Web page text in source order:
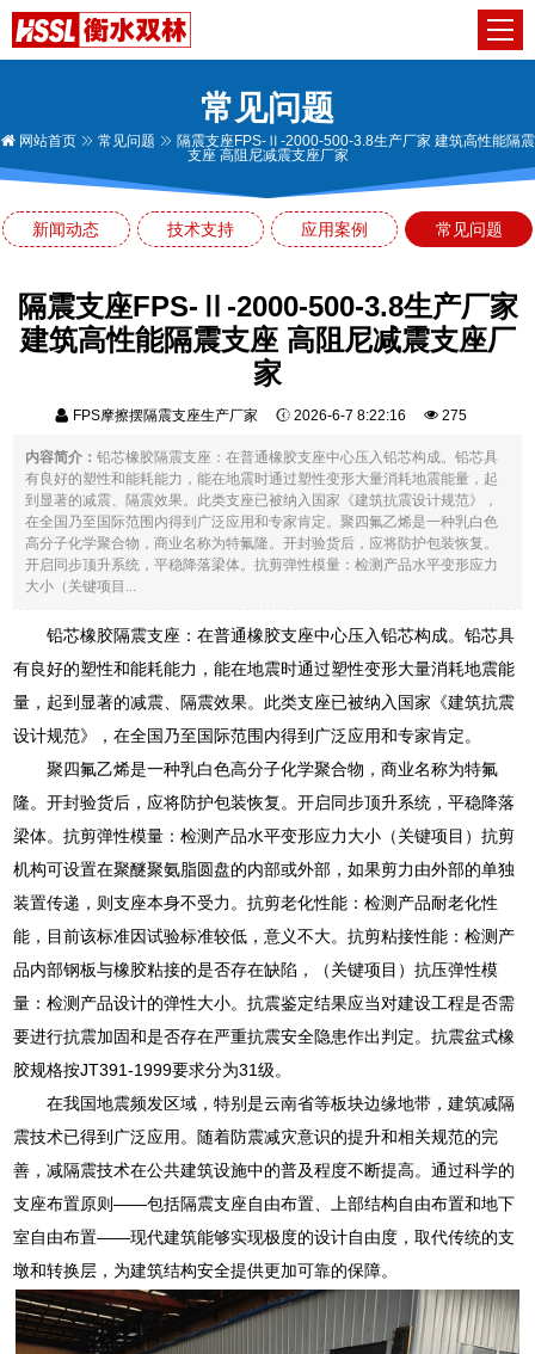
常见问题
网站首页 常见问题
隔震支座FPS-Ⅱ-2000-500-3.8生产厂家 建筑高性能隔震
支座 高阻尼减震支座厂家
新闻动态 技术支持 应用案例 常见问题
隔震支座FPS-Ⅱ-2000-500-3.8生产厂家
建筑高性能隔震支座 高阻尼减震支座厂
家
FPS摩擦摆隔震支座生产厂家 2026-6-7 8:22:16 275
内容简介：铅芯橡胶隔震支座：在普通橡胶支座中心压入铅芯构成。铅芯具
有良好的塑性和能耗能力，能在地震时通过塑性变形大量消耗地震能量，起
到显著的减震、隔震效果。此类支座已被纳入国家《建筑抗震设计规范》，
在全国乃至国际范围内得到广泛应用和专家肯定。聚四氟乙烯是一种乳白色
高分子化学聚合物，商业名称为特氟隆。开封验货后，应将防护包装恢复。
开启同步顶升系统，平稳降落梁体。抗剪弹性模量：检测产品水平变形应力
大小（关键项目...
铅芯橡胶隔震支座：在普通橡胶支座中心压入铅芯构成。铅芯具
有良好的塑性和能耗能力，能在地震时通过塑性变形大量消耗地震能
量，起到显著的减震、隔震效果。此类支座已被纳入国家《建筑抗震
设计规范》，在全国乃至国际范围内得到广泛应用和专家肯定。
聚四氟乙烯是一种乳白色高分子化学聚合物，商业名称为特氟
隆。开封验货后，应将防护包装恢复。开启同步顶升系统，平稳降落
梁体。抗剪弹性模量：检测产品水平变形应力大小（关键项目）抗剪
机构可设置在聚醚聚氨脂圆盘的内部或外部，如果剪力由外部的单独
装置传递，则支座本身不受力。抗剪老化性能：检测产品耐老化性
能，目前该标准因试验标准较低，意义不大。抗剪粘接性能：检测产
品内部钢板与橡胶粘接的是否存在缺陷，（关键项目）抗压弹性模
量：检测产品设计的弹性大小。抗震鉴定结果应当对建设工程是否需
要进行抗震加固和是否存在严重抗震安全隐患作出判定。抗震盆式橡
胶规格按JT391-1999要求分为31级。
在我国地震频发区域，特别是云南省等板块边缘地带，建筑减隔
震技术已得到广泛应用。随着防震减灾意识的提升和相关规范的完
善，减隔震技术在公共建筑设施中的普及程度不断提高。通过科学的
支座布置原则——包括隔震支座自由布置、上部结构自由布置和地下
室自由布置——现代建筑能够实现极度的设计自由度，取代传统的支
墩和转换层，为建筑结构安全提供更加可靠的保障。